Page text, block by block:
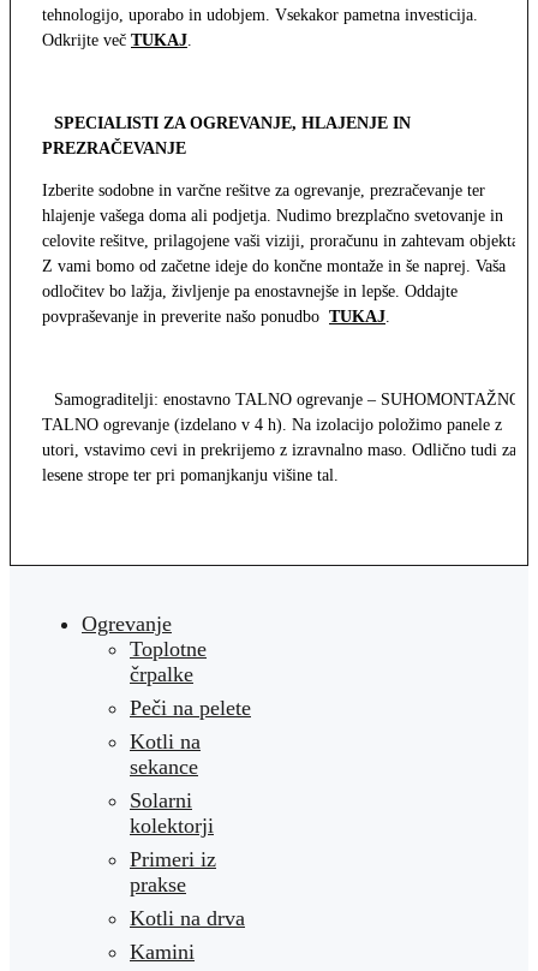
tehnologijo, uporabo in udobjem. Vsekakor pametna investicija.
Odkrijte več TUKAJ
SPECIALISTI ZA OGREVANJE, HLAJENJE IN
PREZRAČEVANJE
Izberite sodobne in varčne rešitve za ogrevanje, prezračevanje ter
hlajenje vašega doma ali podjetja. Nudimo brezplačno svetovanje in
celovite rešitve, prilagojene vaši viziji, proračunu in zahtevam objekta.
Z vami bomo od začetne ideje do končne montaže in še naprej. Vaša
odločitev bo lažja, življenje pa enostavnejše in lepše. Oddajte
povpraševanje in preverite našo ponudbo TUKAJ
Samograditelji: enostavno TALNO ogrevanje – SUHOMONTAŽNO
TALNO ogrevanje (izdelano v 4 h). Na izolacijo položimo panele z
utori, vstavimo cevi in prekrijemo z izravnalno maso. Odlično tudi za
lesene strope ter pri pomanjkanju višine tal.
Ogrevanje
Toplotne
črpalke
Peči na pelete
Kotli na
sekance
Solarni
kolektorji
Primeri iz
prakse
Kotli na drva
Kamini